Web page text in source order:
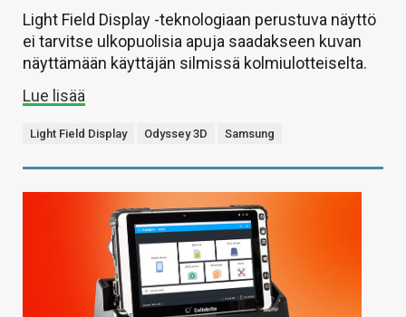
Light Field Display -teknologiaan perustuva näyttö
ei tarvitse ulkopuolisia apuja saadakseen kuvan
näyttämään käyttäjän silmissä kolmiulotteiselta.
Lue lisää
Light Field Display Odyssey 3D Samsung